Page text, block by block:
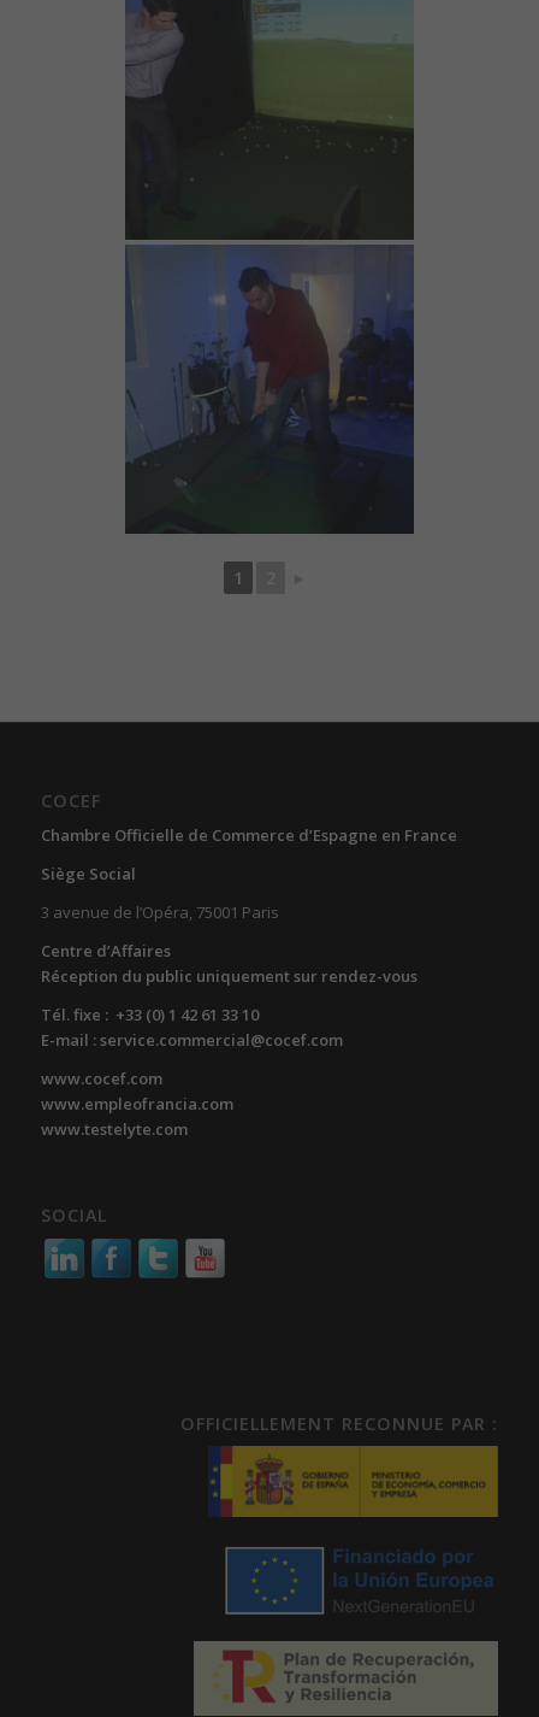
1
COCEF
Chambre Officielle de Commerce d’Espagne en France
Siège Social
3 avenue de l’Opéra, 75001 Paris
Centre d’Affaires
Réception du public uniquement sur rendez-vous
Tél. fixe : +33 (0) 1 42 61 33 10
E-mail : service.commercial@cocef.com
www.cocef.com
www.empleofrancia.com
www.testelyte.com
SOCIAL
OFFICIELLEMENT RECONNUE PAR :